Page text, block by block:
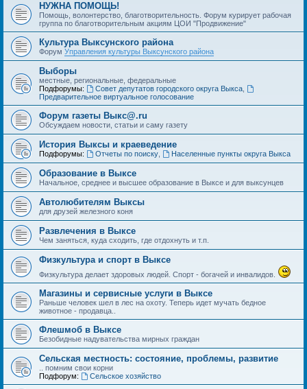
НУЖНА ПОМОЩЬ!
Помощь, волонтерство, благотворительность. Форум курирует рабочая
группа по благотворительным акциям ЦОИ "Продвижение"
Культура Выксунского района
Форум Управления культуры Выксунского района
Выборы
местные, региональные, федеральные
Подфорумы:
Совет депутатов городского округа Выкса,
Предварительное виртуальное голосование
Форум газеты Выкс@.ru
Обсуждаем новости, статьи и саму газету
История Выксы и краеведение
Подфорумы: Отчеты по поиску, Населенные пункты округа Выкса
Образование в Выксе
Начальное, среднее и высшее образование в Выксе и для выксунцев
Автолюбителям Выксы
для друзей железного коня
Развлечения в Выксе
Чем заняться, куда сходить, где отдохнуть и т.п.
Физкультура и спорт в Выксе
Физкультура делает здоровых людей. Спорт - богачей и инвалидов.
Магазины и сервисные услуги в Выксе
Раньше человек шел в лес на охоту. Теперь идет мучать бедное
животное - продавца..
Флешмоб в Выксе
Безобидные надувательства мирных граждан
Сельская местность: состояние, проблемы, развитие
.. помним свои корни
Подфорум:
Сельское хозяйство